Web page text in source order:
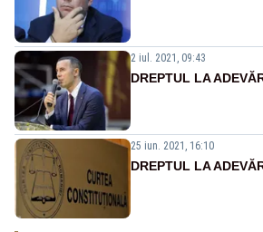
2 iul. 2021, 09:43
DREPTUL LA
25 iun. 2021, 16:10
DREPTUL LA